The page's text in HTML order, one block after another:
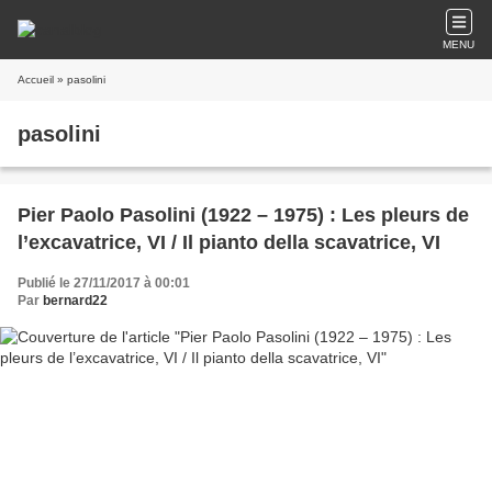
MENU
Accueil » pasolini
pasolini
Pier Paolo Pasolini (1922 – 1975) : Les pleurs de
l’excavatrice, VI / Il pianto della scavatrice, VI
Publié le 27/11/2017 à 00:01
Par bernard22